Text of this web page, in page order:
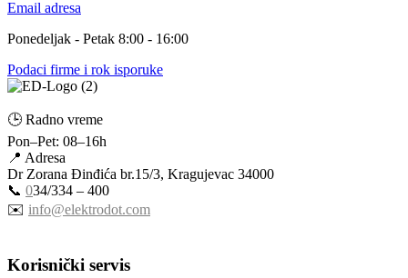
Email adresa
Ponedeljak - Petak 8:00 - 16:00
Podaci firme i rok isporuke
🕒 Radno vreme
Pon–Pet: 08–16h
📍 Adresa
Dr Zorana Đinđića br.15/3, Kragujevac 34000
📞 034/334 – 400
✉️ info@elektrodot.com
Korisnički servis